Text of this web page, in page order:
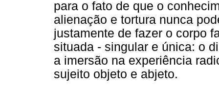
para o fato de que o
alienação e tortura nunca
justamente de fazer o corpo
situada - singular e única: o
a imersão na experiência
sujeito objeto e abjeto.